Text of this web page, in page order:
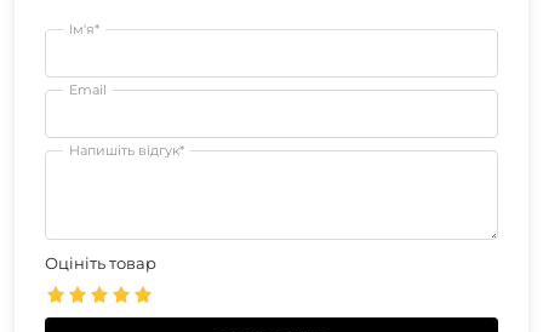
Ім'я*
Email
Напишіть відгук*
Оцініть товар